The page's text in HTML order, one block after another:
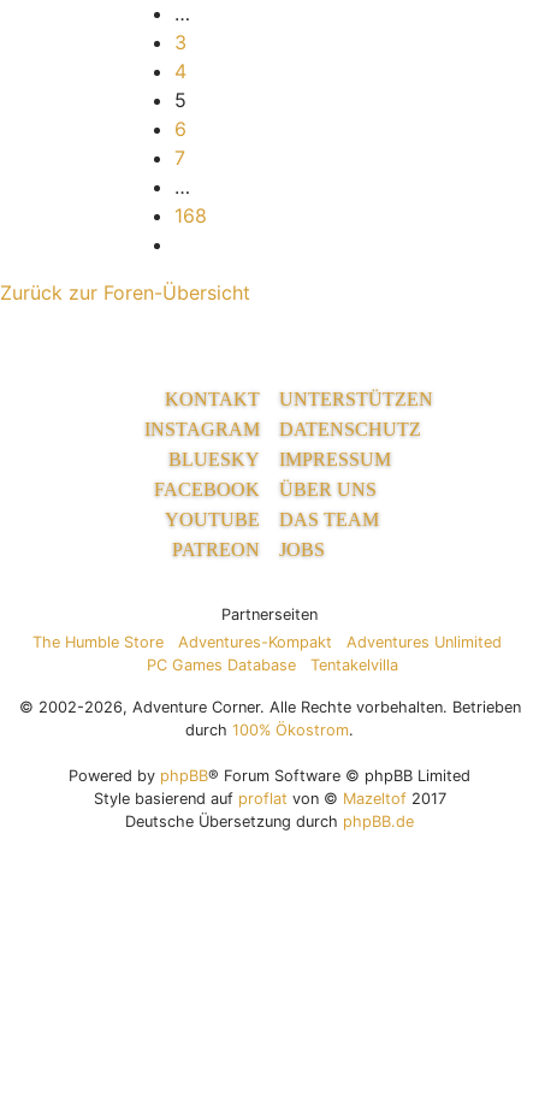
…
3
4
5
6
7
…
168
Zurück zur Foren-Übersicht
KONTAKT
INSTAGRAM
BLUESKY
FACEBOOK
YOUTUBE
PATREON
UNTERSTÜTZEN
DATENSCHUTZ
IMPRESSUM
ÜBER UNS
DAS TEAM
JOBS
Partnerseiten
The Humble Store
Adventures-Kompakt
Adventures Unlimited
PC Games Database
Tentakelvilla
© 2002-2026, Adventure Corner. Alle Rechte vorbehalten. Betrieben
durch 100% Ökostrom.
Powered by phpBB® Forum Software © phpBB Limited
Style basierend auf proflat von © Mazeltof2017
Deutsche Übersetzung durch phpBB.de